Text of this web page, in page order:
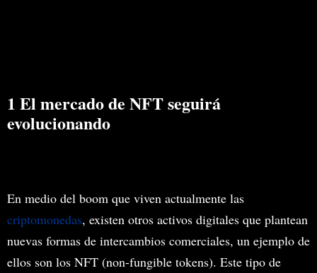
1 El mercado de NFT seguirá
evolucionando
En medio del boom que viven actualmente las
criptomonedas, existen otros activos digitales que plantean
nuevas formas de intercambios comerciales, un ejemplo de
ellos son los NFT (non-fungible tokens). Este tipo de